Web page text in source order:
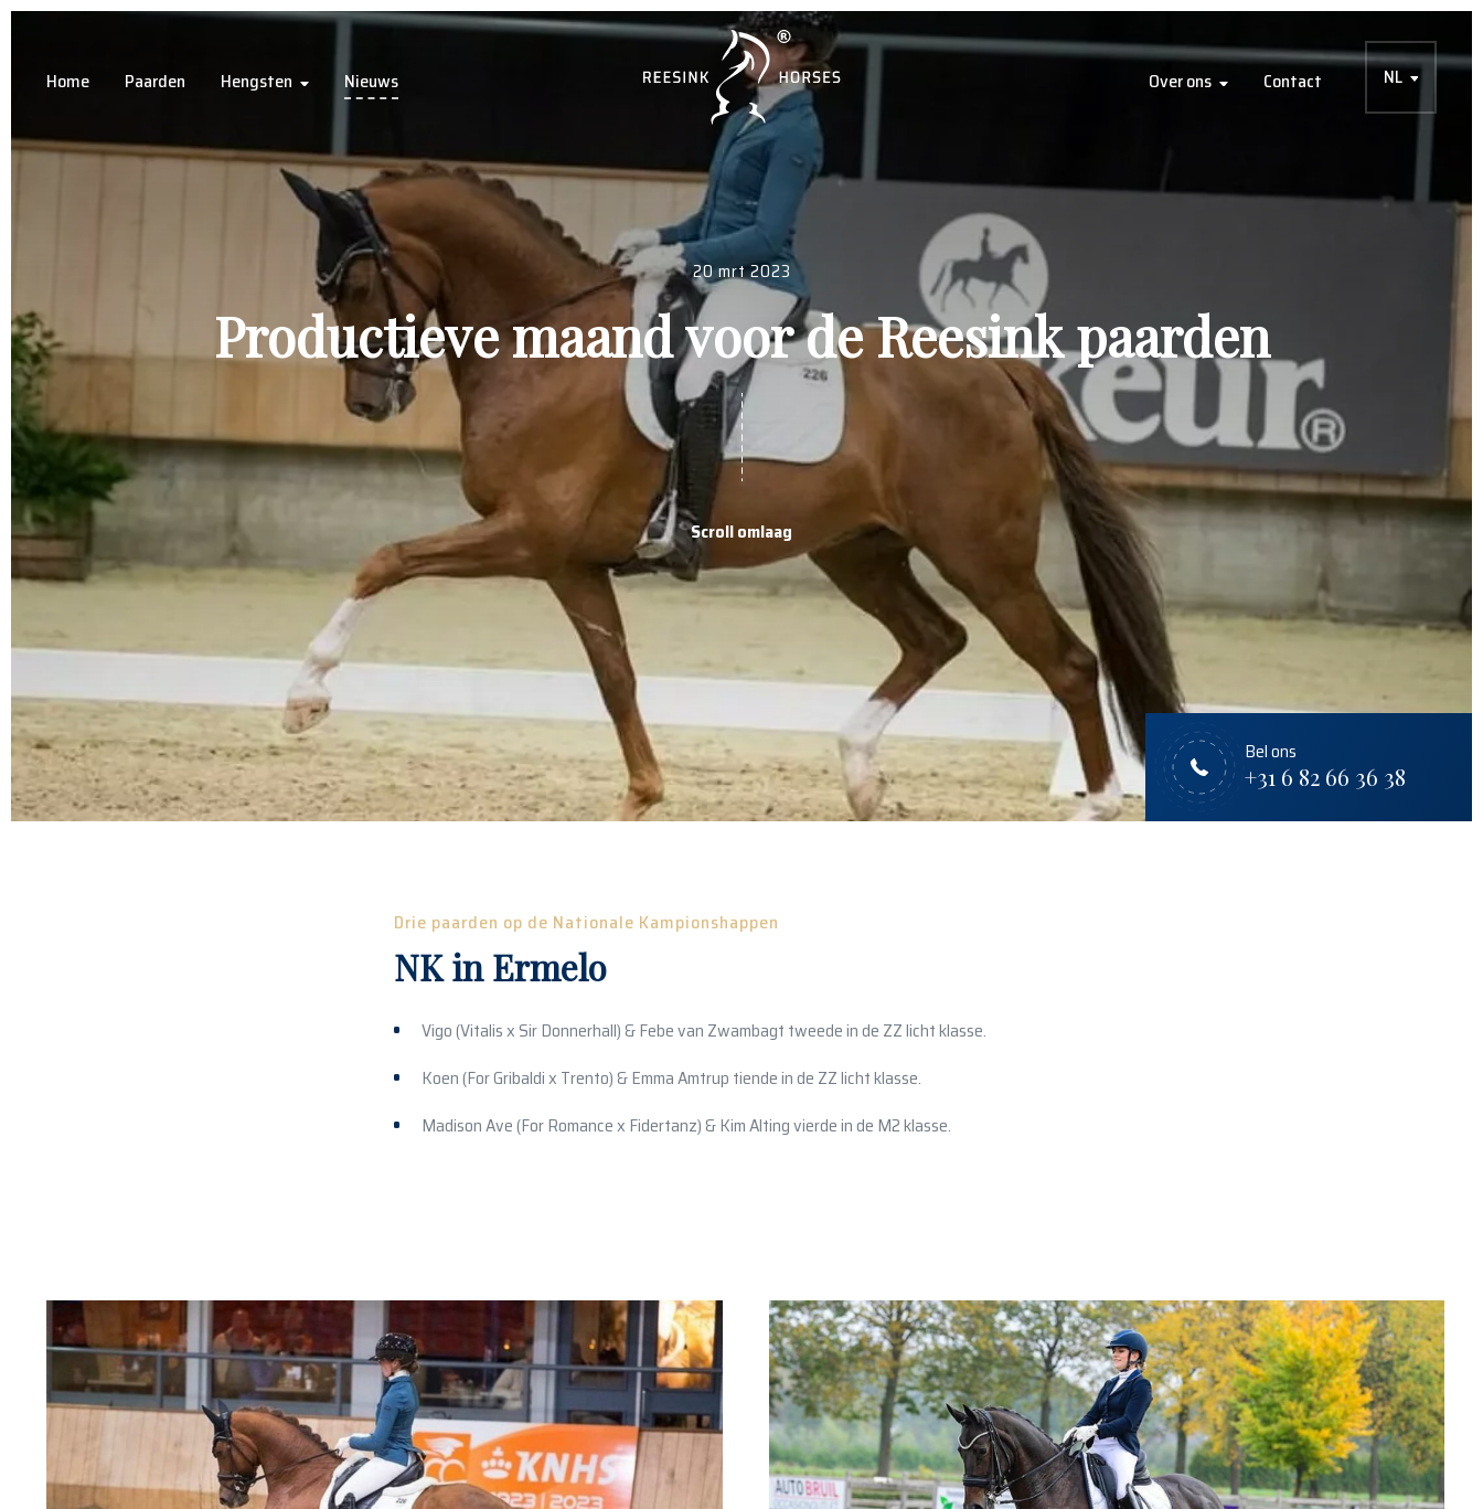
Home Paarden Hengsten Nieuws Over ons Contact NL
20 mrt 2023
Productieve maand voor de Reesink paarden
Scroll omlaag
Bel ons
+31 6 82 66 36 38
Drie paarden op de Nationale Kampionshappen
NK in Ermelo
Vigo (Vitalis x Sir Donnerhall) & Febe van Zwambagt tweede in de ZZ licht klasse.
Koen (For Gribaldi x Trento) & Emma Amtrup tiende in de ZZ licht klasse.
Madison Ave (For Romance x Fidertanz) & Kim Alting vierde in de M2 klasse.